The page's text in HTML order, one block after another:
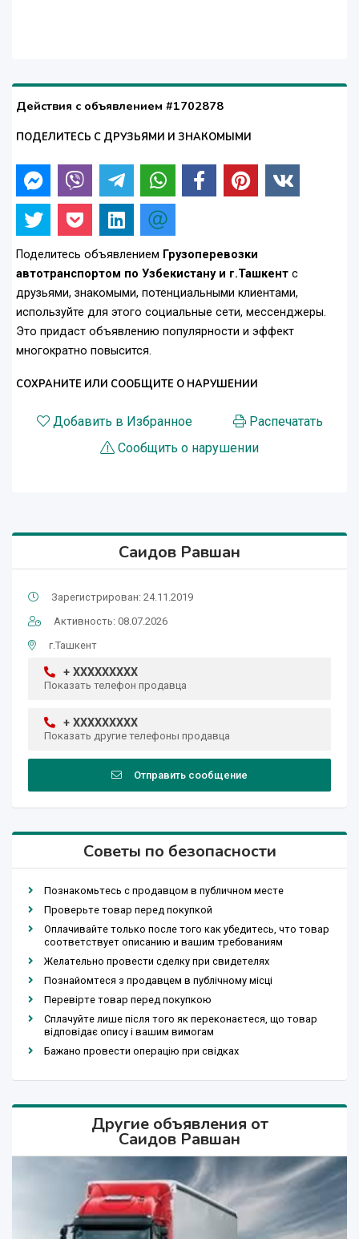
Действия с объявлением #1702878
ПОДЕЛИТЕСЬ С ДРУЗЬЯМИ И ЗНАКОМЫМИ
Поделитесь объявлением Грузоперевозки
автотранспортом по Узбекистану и г.Ташкент с
друзьями, знакомыми, потенциальными клиентами,
используйте для этого социальные сети, мессенджеры.
Это придаст объявлению популярности и эффект
многократно повысится.
СОХРАНИТЕ ИЛИ СООБЩИТЕ О НАРУШЕНИИ
Добавить в Избранное
Распечатать
Сообщить о нарушении
Саидов Равшан
Зарегистрирован: 24.11.2019
Активность: 08.07.2026
г.Ташкент
+ XXXXXXXXX
Показать телефон продавца
+ XXXXXXXXX
Показать другие телефоны продавца
Отправить сообщение
Советы по безопасности
Познакомьтесь с продавцом в публичном месте
Проверьте товар перед покупкой
Оплачивайте только после того как убедитесь, что товар
соответствует описанию и вашим требованиям
Желательно провести сделку при свидетелях
Познайомтеся з продавцем в публічному місці
Перевірте товар перед покупкою
Сплачуйте лише після того як переконаєтеся, що товар
відповідає опису і вашим вимогам
Бажано провести операцію при свідках
Другие объявления от
Саидов Равшан